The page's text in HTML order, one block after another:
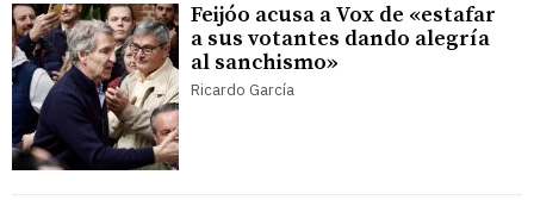
Feijóo acusa a Vox de «estafar
a sus votantes dando alegría
al sanchismo»
Ricardo García